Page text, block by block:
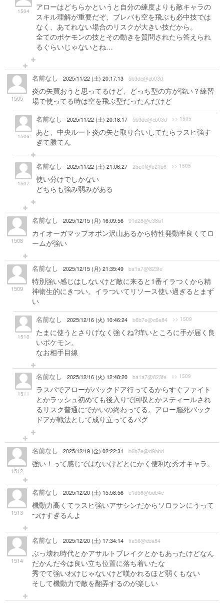
1504
アローはどちらかというと自分の練度よりも敵キャラの
スキル理解が重要だぞ、ブレバも空を飛ぶも必中技では
なく、あてれない場合のリスクが大きい技だから。
全てのポケモンの技とその動きを質問されたら答えられ
るぐらいじゃないとね…
1505
名前なし 2025/11/22 (土) 20:17:13 5b3dc@cb03d
炎の矢買おうと思ってるけど、どっち型の方が強い？練習
場で使ってる時は空を飛ぶ型だったんだけど
1506
名前なし 2025/11/22 (土) 20:18:17 5b3dc@cb03d >> 1505
あと、中央ルート炎の矢と取り合いしてたらラスヒ強す
ぎて勝てん
1507
名前なし 2025/11/22 (土) 21:06:27 2be0f@b21b6 >> 1505
使い分けでしかない
どちらも強み弱みがある
1508
名前なし 2025/12/15 (月) 16:09:56 91d28@e38a1
カイオーガマップオボン沢山あるから特性発動率良くてロ
ームが強い
1509
名前なし 2025/12/15 (月) 21:35:49 ba1a7@823fe
特別強い感じはしないけど敵に来ると1番イラつくから精
神衛生的にきつい。イラついてリソース使い過ぎるとまず
い
1510
名前なし 2025/12/16 (火) 10:46:24 b6b7e@c6e84 >> 1509
たまに使うとさりげなく強くね?痒いところに手が届く良
いポケモン。
なお相手目線
1511
名前なし 2025/12/16 (火) 12:48:20 ba1a7@823fe >> 1509
ラスパでアローがバックドア行ってるからすぐファイト
とかラッシュ初めても後入りで回収とかスティールされ
るリスク普通にでかいの終わってる。アロー脳死バック
ドアが戦法として成り立ってるバグ
1512
名前なし 2025/12/19 (金) 02:22:31 b6b7e@d9abd
強い！って感じではないけどとにかく便利な秀才キャラ。
1513
名前なし 2025/12/20 (土) 15:58:56 e1d56@bdb4c
機動力高くてラスヒ強いアサシンだからソロランにうって
つけすぎるんよ
1514
名前なし 2025/12/20 (土) 17:34:14 ffa56@cba84
ぶっ壊れ時代とかアサルトブレイクとかもあったけどなん
だかんだ今は良い立ち位置に落ち着いたな
秀でて強いわけじゃないけど嘆かれるほど弱くもない
そして機動力で敵を翻弄するのが楽しい